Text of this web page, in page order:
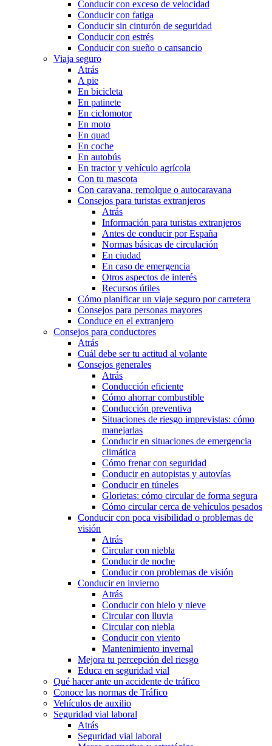
Conducir con exceso de velocidad
Conducir con fatiga
Conducir sin cinturón de seguridad
Conducir con estrés
Conducir con sueño o cansancio
Viaja seguro
Atrás
A pie
En bicicleta
En patinete
En ciclomotor
En moto
En quad
En coche
En autobús
En tractor y vehículo agrícola
Con tu mascota
Con caravana, remolque o autocaravana
Consejos para turistas extranjeros
Atrás
Información para turistas extranjeros
Antes de conducir por España
Normas básicas de circulación
En ciudad
En caso de emergencia
Otros aspectos de interés
Recursos útiles
Cómo planificar un viaje seguro por carretera
Consejos para personas mayores
Conduce en el extranjero
Consejos para conductores
Atrás
Cuál debe ser tu actitud al volante
Consejos generales
Atrás
Conducción eficiente
Cómo ahorrar combustible
Conducción preventiva
Situaciones de riesgo imprevistas: cómo
manejarlas
Conducir en situaciones de emergencia
climática
Cómo frenar con seguridad
Conducir en autopistas y autovías
Conducir en túneles
Glorietas: cómo circular de forma segura
Cómo circular cerca de vehículos pesados
Conducir con poca visibilidad o problemas de
visión
Atrás
Circular con niebla
Conducir de noche
Conducir con problemas de visión
Conducir en invierno
Atrás
Conducir con hielo y nieve
Circular con lluvia
Circular con niebla
Conducir con viento
Mantenimiento invernal
Mejora tu percepción del riesgo
Educa en seguridad vial
Qué hacer ante un accidente de tráfico
Conoce las normas de Tráfico
Vehículos de auxilio
Seguridad vial laboral
Atrás
Seguridad vial laboral